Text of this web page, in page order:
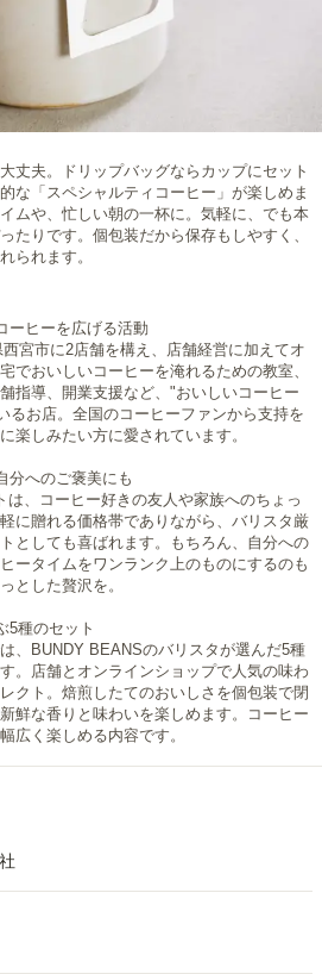
丈夫。ドリップバッグならカップにセット
な「スペシャルティコーヒー」が楽しめま
ムや、忙しい朝の一杯に。気軽に、でも本
たりです。個包装だから保存もしやすく、
られます。
ーヒーを広げる活動
西宮市に2店舗を構え、店舗経営に加えてオ
でおいしいコーヒーを淹れるための教室、
指導、開業支援など、"おいしいコーヒー
るお店。全国のコーヒーファンから支持を
楽しみたい方に愛されています。
分へのご褒美にも
、コーヒー好きの友人や家族へのちょっ
に贈れる価格帯でありながら、バリスタ厳
としても喜ばれます。もちろん、自分への
ータイムをワンランク上のものにするのも
とした贅沢を。
5種のセット
、BUNDY BEANSのバリスタが選んだ5種
。店舗とオンラインショップで人気の味わ
クト。焙煎したてのおいしさを個包装で閉
鮮な香りと味わいを楽しめます。コーヒー
広く楽しめる内容です。